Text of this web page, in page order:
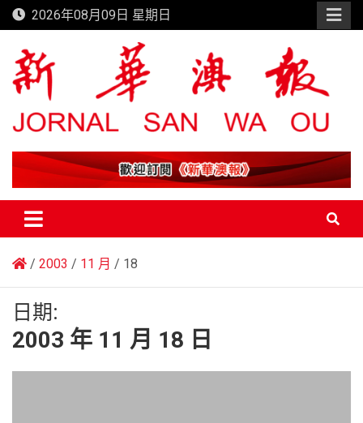
Skip
to
content
2026年08月09日 星期日
新華澳報
2003 11 月 18
日期:
2003 年 11 月 18 日